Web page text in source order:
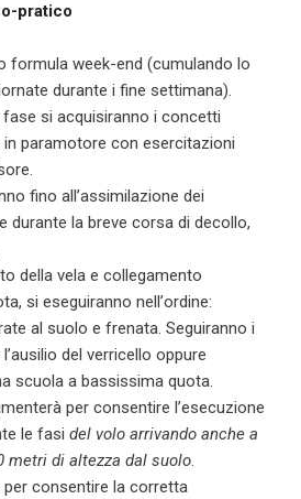
pratico
formula week-end (cumulando lo
durante i fine settimana).
si acquisiranno i concetti
paramotore con esercitazioni
fino allʼassimilazione dei
durante la breve corsa di decollo,
della vela e collegamento
si eseguiranno nellʼordine:
al suolo e frenata. Seguiranno i
del verricello oppure
scuola a bassissima quota.
per consentire l’esecuzione
le fasi del volo arrivando anche a
metri di altezza dal suolo.
per consentire la corretta